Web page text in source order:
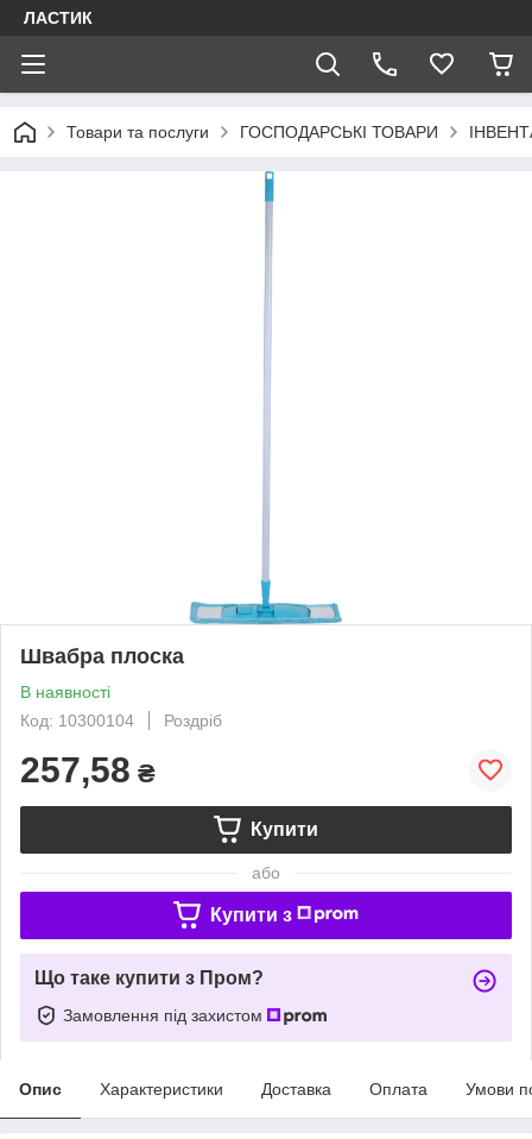
ЛАСТИК
Товари та послуги ГОСПОДАРСЬКІ ТОВАРИ
Швабра плоска
В наявності
Код: 10300104
Роздріб
257,58 ₴
Купити
або
Купити з
Що таке купити з Пром?
Замовлення під захистом
Опис Характеристики Доставка Оплата Умови